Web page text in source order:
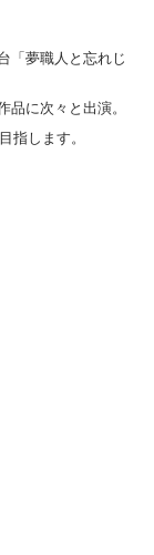
「夢職人と忘れじ
品に次々と出演。
指します。